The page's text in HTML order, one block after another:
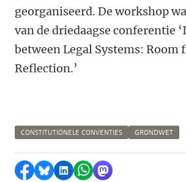
georganiseerd. De workshop
van de driedaagse conferentie
between Legal Systems: Room
Reflection.’
CONSTITUTIONELE CONVENTIES GRONDWET
Delen op Facebook
Delen via Bluesky
Delen op LinkedIn
Delen via WhatsApp
Delen via